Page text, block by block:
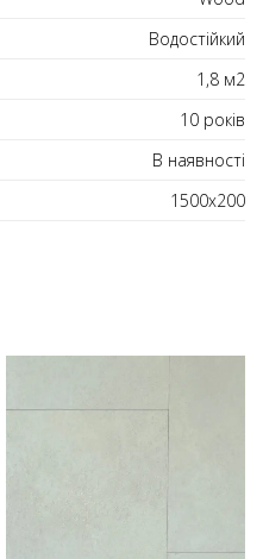
Водостійкий
1,8 м2
10 років
В наявності
1500х200